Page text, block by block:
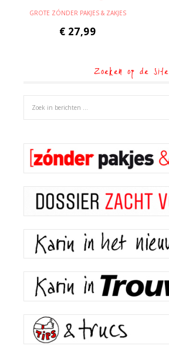
GROTE ZÓNDER PAKJES & ZAKJES
€ 27,99
Zoeken op de site